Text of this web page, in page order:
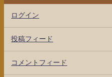
ログイン
投稿フィード
コメントフィード